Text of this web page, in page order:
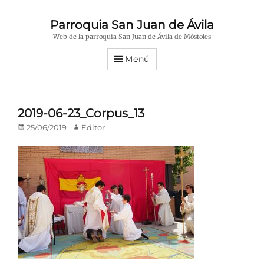
Parroquia San Juan de Ávila
Web de la parroquia San Juan de Ávila de Móstoles
Menú
2019-06-23_Corpus_13
Publicado
25/06/2019 Autor
Editor